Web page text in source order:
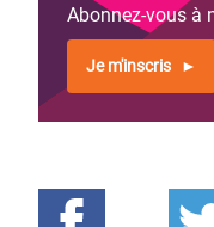
Abonnez-vous à
Je m'inscris